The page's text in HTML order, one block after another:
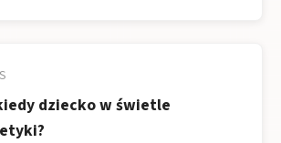
dziecko w świetle